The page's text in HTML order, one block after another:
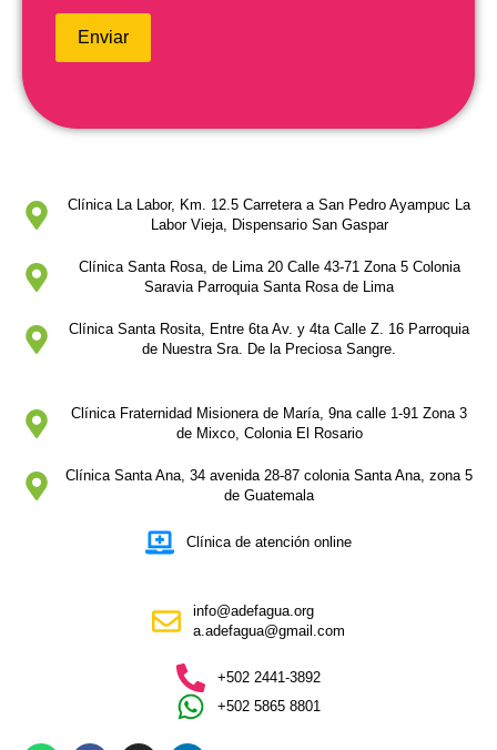
Clínica La Labor, Km. 12.5 Carretera a San Pedro Ayampuc La
Labor Vieja, Dispensario San Gaspar
Clínica Santa Rosa, de Lima 20 Calle 43-71 Zona 5 Colonia
Saravia Parroquia Santa Rosa de Lima
Clínica Santa Rosita, Entre 6ta Av. y 4ta Calle Z. 16 Parroquia
de Nuestra Sra. De la Preciosa Sangre.
Clínica Fraternidad Misionera de María, 9na calle 1-91 Zona 3
de Mixco, Colonia El Rosario
Clínica Santa Ana, 34 avenida 28-87 colonia Santa Ana, zona 5
de Guatemala
Clínica de atención online
info@adefagua.org
a.adefagua@gmail.com
+502 2441-3892
+502 5865 8801